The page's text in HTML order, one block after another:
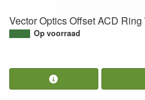
Vector Optics Offset ACD
Op voorraad